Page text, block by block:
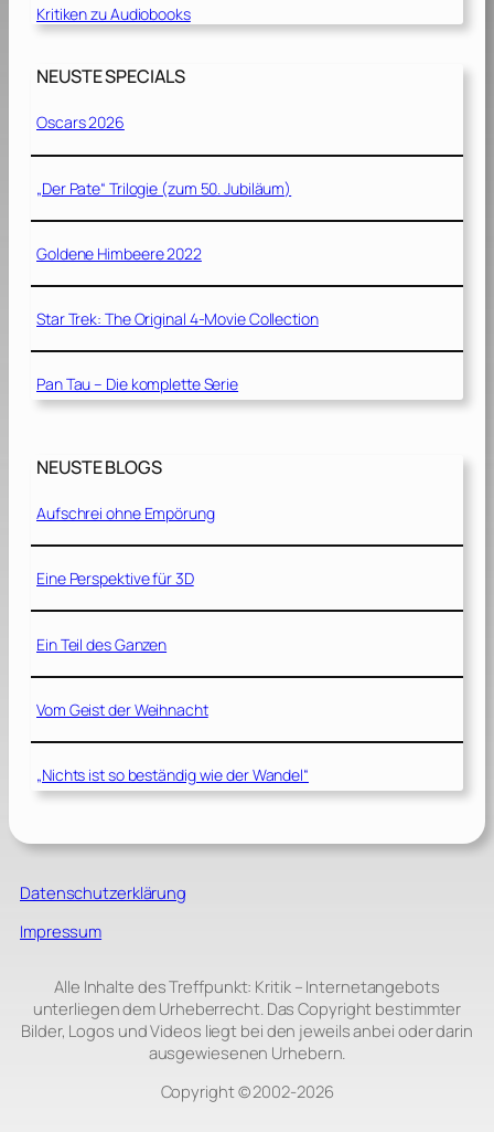
Kritiken zu Audiobooks
NEUSTE SPECIALS
Oscars 2026
„Der Pate“ Trilogie (zum 50. Jubiläum)
Goldene Himbeere 2022
Star Trek: The Original 4-Movie Collection
Pan Tau – Die komplette Serie
NEUSTE BLOGS
Aufschrei ohne Empörung
Eine Perspektive für 3D
Ein Teil des Ganzen
Vom Geist der Weihnacht
„Nichts ist so beständig wie der Wandel“
Datenschutzerklärung
Impressum
Alle Inhalte des Treffpunkt: Kritik – Internetangebots
unterliegen dem Urheberrecht. Das Copyright bestimmter
Bilder, Logos und Videos liegt bei den jeweils anbei oder darin
ausgewiesenen Urhebern.
Copyright © 2002‑2026